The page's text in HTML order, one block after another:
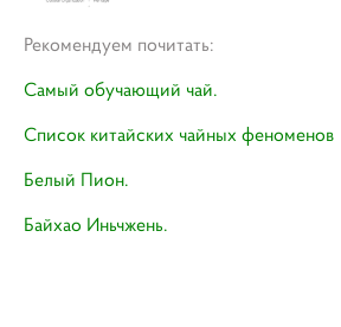
Рекомендуем почитать:
Самый обучающий чай​.
Список китайских чайных феноменов​
Белый Пион.
Байхао Иньчжень.